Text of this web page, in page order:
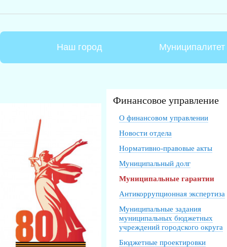
Наш город Муниципалитет
Финансовое управление
О финансовом управлении
Новости отдела
Нормативно-правовые акты
Муниципальный долг
Муниципальные гарантии
Антикоррупционная экспертиза
Муниципальные задания
муниципальных бюджетных
учреждений городского округа
Бюджетные проектировки